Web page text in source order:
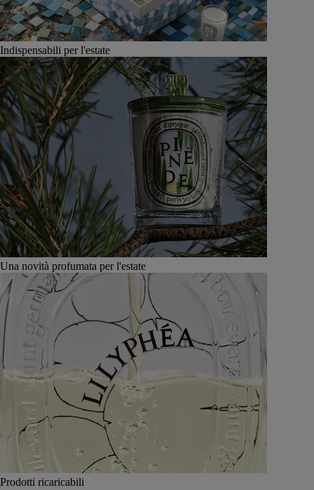
Indispensabili per l'estate
Una novità profumata per l'estate
Prodotti ricaricabili